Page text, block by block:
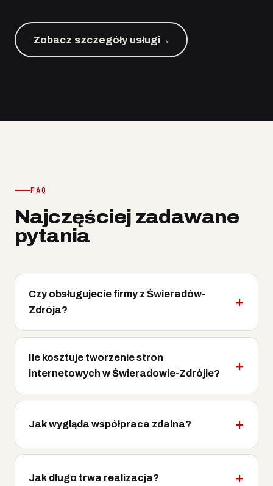
Zobacz szczegóły usługi→
FAQ
Najczęściej zadawane
pytania
Czy obsługujecie firmy z Świeradów-
Zdrója?
Ile kosztuje tworzenie stron
internetowych w Świeradowie-Zdrójie?
Jak wygląda współpraca zdalna?
Jak długo trwa realizacja?